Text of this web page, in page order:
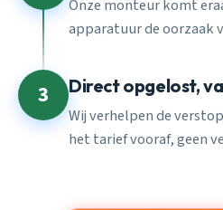
Onze monteur komt
apparatuur de oorzaak
3 Direct opgelost,
Wij verhelpen de
het tarief vooraf, geen